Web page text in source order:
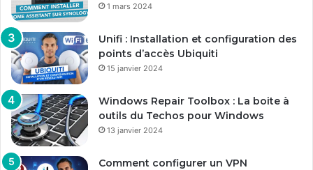
1 mars 2024
Unifi : Installation et configuration des
points d’accès Ubiquiti
15 janvier 2024
Windows Repair Toolbox : La boite à
outils du Techos pour Windows
13 janvier 2024
Comment configurer un VPN